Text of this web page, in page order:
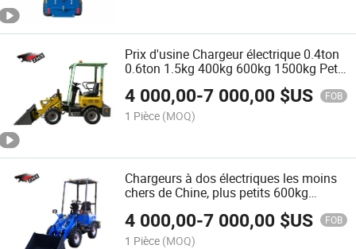
Prix d'usine Chargeur électrique 0.4ton
0.6ton 1.5kg 400kg 600kg 1500kg Petit
mini électrique 4 X4 Chargeur à roues
articulé fabriqué en Chine
4 000,00-7 000,00 $US FOB
1 Pièce (MOQ)
Chargeurs à dos électriques les moins
chers de Chine, plus petits 600kg
neuf ou d'occasion, mini chargeur
4 000,00-7 000,00 $US FOB
1 Pièce (MOQ)